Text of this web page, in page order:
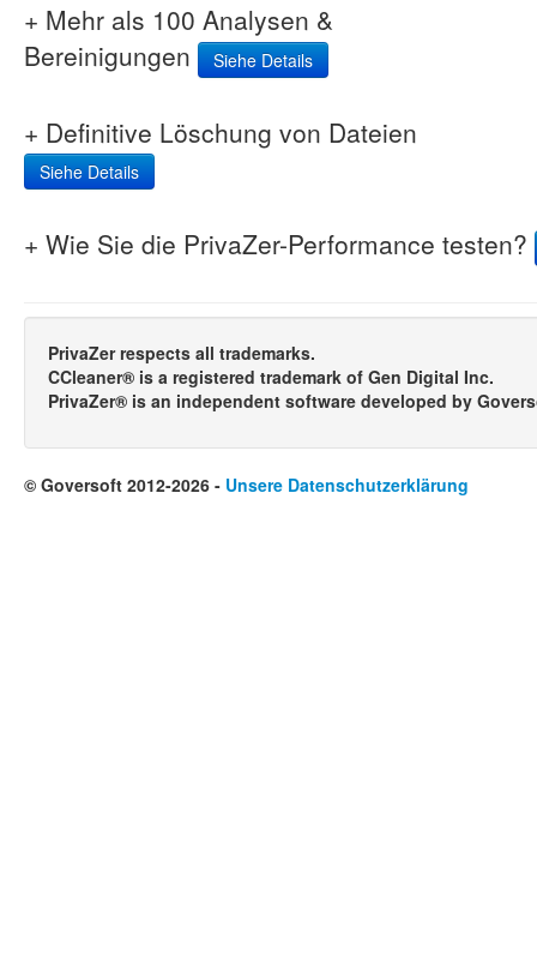
+ Mehr als 100 Analysen &
Bereinigungen
Siehe Details
+ Definitive Löschung von Dateien
Siehe Details
+ Wie Sie die PrivaZer-Performance testen?
PrivaZer respects all trademarks.
CCleaner® is a registered trademark of Gen Digital Inc.
PrivaZer® is an independent software developed by
© Goversoft 2012-2026 - Unsere Datenschutzerklärung